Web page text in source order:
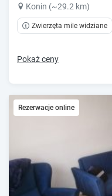
Konin (~29.2 km)
Zwierzęta mile widziane
Pokaż ceny
Rezerwacje online